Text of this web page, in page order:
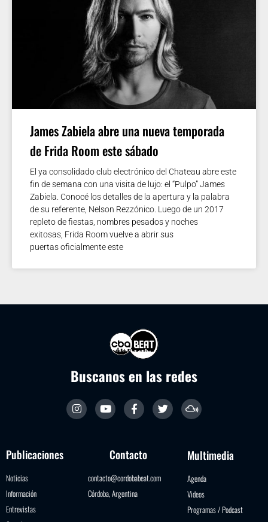
James Zabiela abre una nueva temporada
de Frida Room este sábado
El ya consolidado club electrónico del Chateau abre este
fin de semana con una visita de lujo: el “Pulpo” James
Zabiela. Conocé los detalles de la apertura y la palabra
de su referente, Nelson Rezzónico. Luego de un 2017
repleto de fiestas, nombres pesados y noches
exitosas, Frida Room vuelve a abrir sus
puertas oficialmente este
Buscanos en las redes
Publicaciones
Noticias
Información
Entrevistas
Contacto
contacto@cordobabeat.com
Córdoba, Argentina
Multimedia
Agenda
Videos
Programas / Podcast